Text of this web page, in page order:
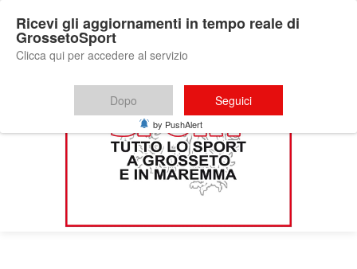
Ricevi gli aggiornamenti in tempo reale di
GrossetoSport
Clicca qui per accedere al servizio
Dopo Seguici
by PushAlert